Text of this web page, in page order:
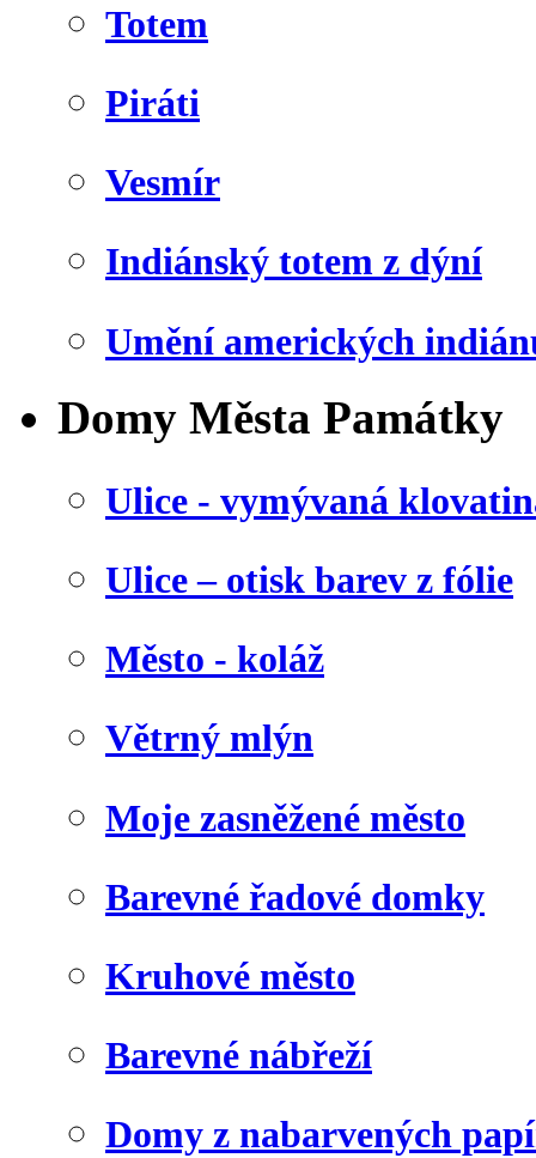
Totem
Piráti
Vesmír
Indiánský totem z dýní
Umění amerických
Domy Města Památky
Ulice - vymývaná
Ulice – otisk barev z fólie
Město - koláž
Větrný mlýn
Moje zasněžené město
Barevné řadové domky
Kruhové město
Barevné nábřeží
Domy z nabarvených